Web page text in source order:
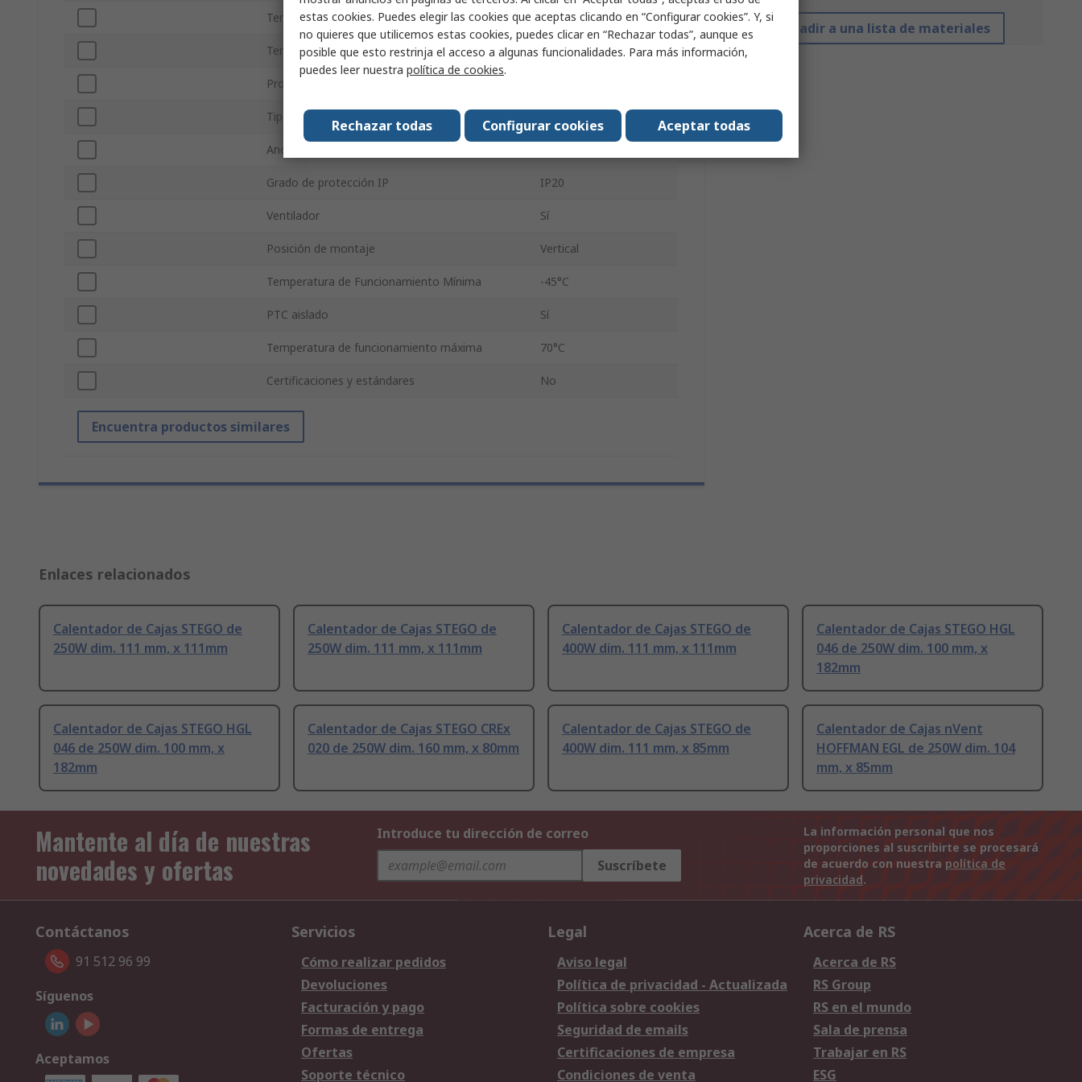
Añadir a una lista de materiales
Tensión de Alimentación 230V ac
Temperatura superficial 65°C
Profundidad
Tipo de conexión
Anchura
Grado de protección IP IP20
Ventilador Sí
Posición de montaje Vertical
Temperatura de Funcionamiento Mínima -45°C
PTC aislado Sí
Temperatura de funcionamiento máxima 70°C
Certificaciones y estándares No
Encuentra productos similares
Enlaces relacionados
Calentador de Cajas STEGO de
250W dim. 111 mm, x 111mm
Calentador de Cajas STEGO de
250W dim. 111 mm, x 111mm
Calentador de Cajas STEGO de
400W dim. 111 mm, x 111mm
Calentador de Cajas STEGO HGL
046 de 250W dim. 100 mm, x
182mm
Calentador de Cajas STEGO HGL
046 de 250W dim. 100 mm, x
182mm
Calentador de Cajas STEGO CREx
020 de 250W dim. 160 mm, x 80mm
Calentador de Cajas STEGO de
400W dim. 111 mm, x 85mm
Calentador de Cajas nVent
HOFFMAN EGL de 250W dim. 104
mm, x 85mm
Mantente al día de nuestras
novedades y ofertas
Introduce tu dirección de correo
Suscríbete
La información personal que nos
proporciones al suscribirte se procesará
de acuerdo con nuestra política de
privacidad.
Contáctanos
91 512 96 99
Síguenos
Aceptamos
Servicios
Cómo realizar pedidos
Devoluciones
Facturación y pago
Formas de entrega
Ofertas
Soporte técnico
Legal
Aviso legal
Política de privacidad - Actualizada
Política sobre cookies
Seguridad de emails
Certificaciones de empresa
Condiciones de venta
Acerca de RS
Acerca de RS
RS Group
RS en el mundo
Sala de prensa
Trabajar en RS
ESG
estas cookies. Puedes elegir las cookies que aceptas clicando en “Configurar cookies”. Y, si
no quieres que utilicemos estas cookies, puedes clicar en “Rechazar todas”, aunque es
posible que esto restrinja el acceso a algunas funcionalidades. Para más información,
puedes leer nuestra política de cookies.
Aceptar todas
Configurar cookies
Rechazar todas